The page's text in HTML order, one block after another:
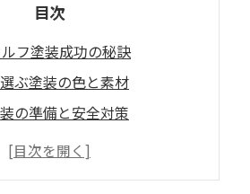
目次
フ塗装成功の秘訣
ぶ塗装の色と素材
の準備と安全対策
有の気候に適した塗装法